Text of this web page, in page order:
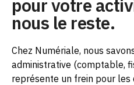
pour votre
nous le reste.
Chez Numériale, nous
administrative (comptable,
représente un frein pour les